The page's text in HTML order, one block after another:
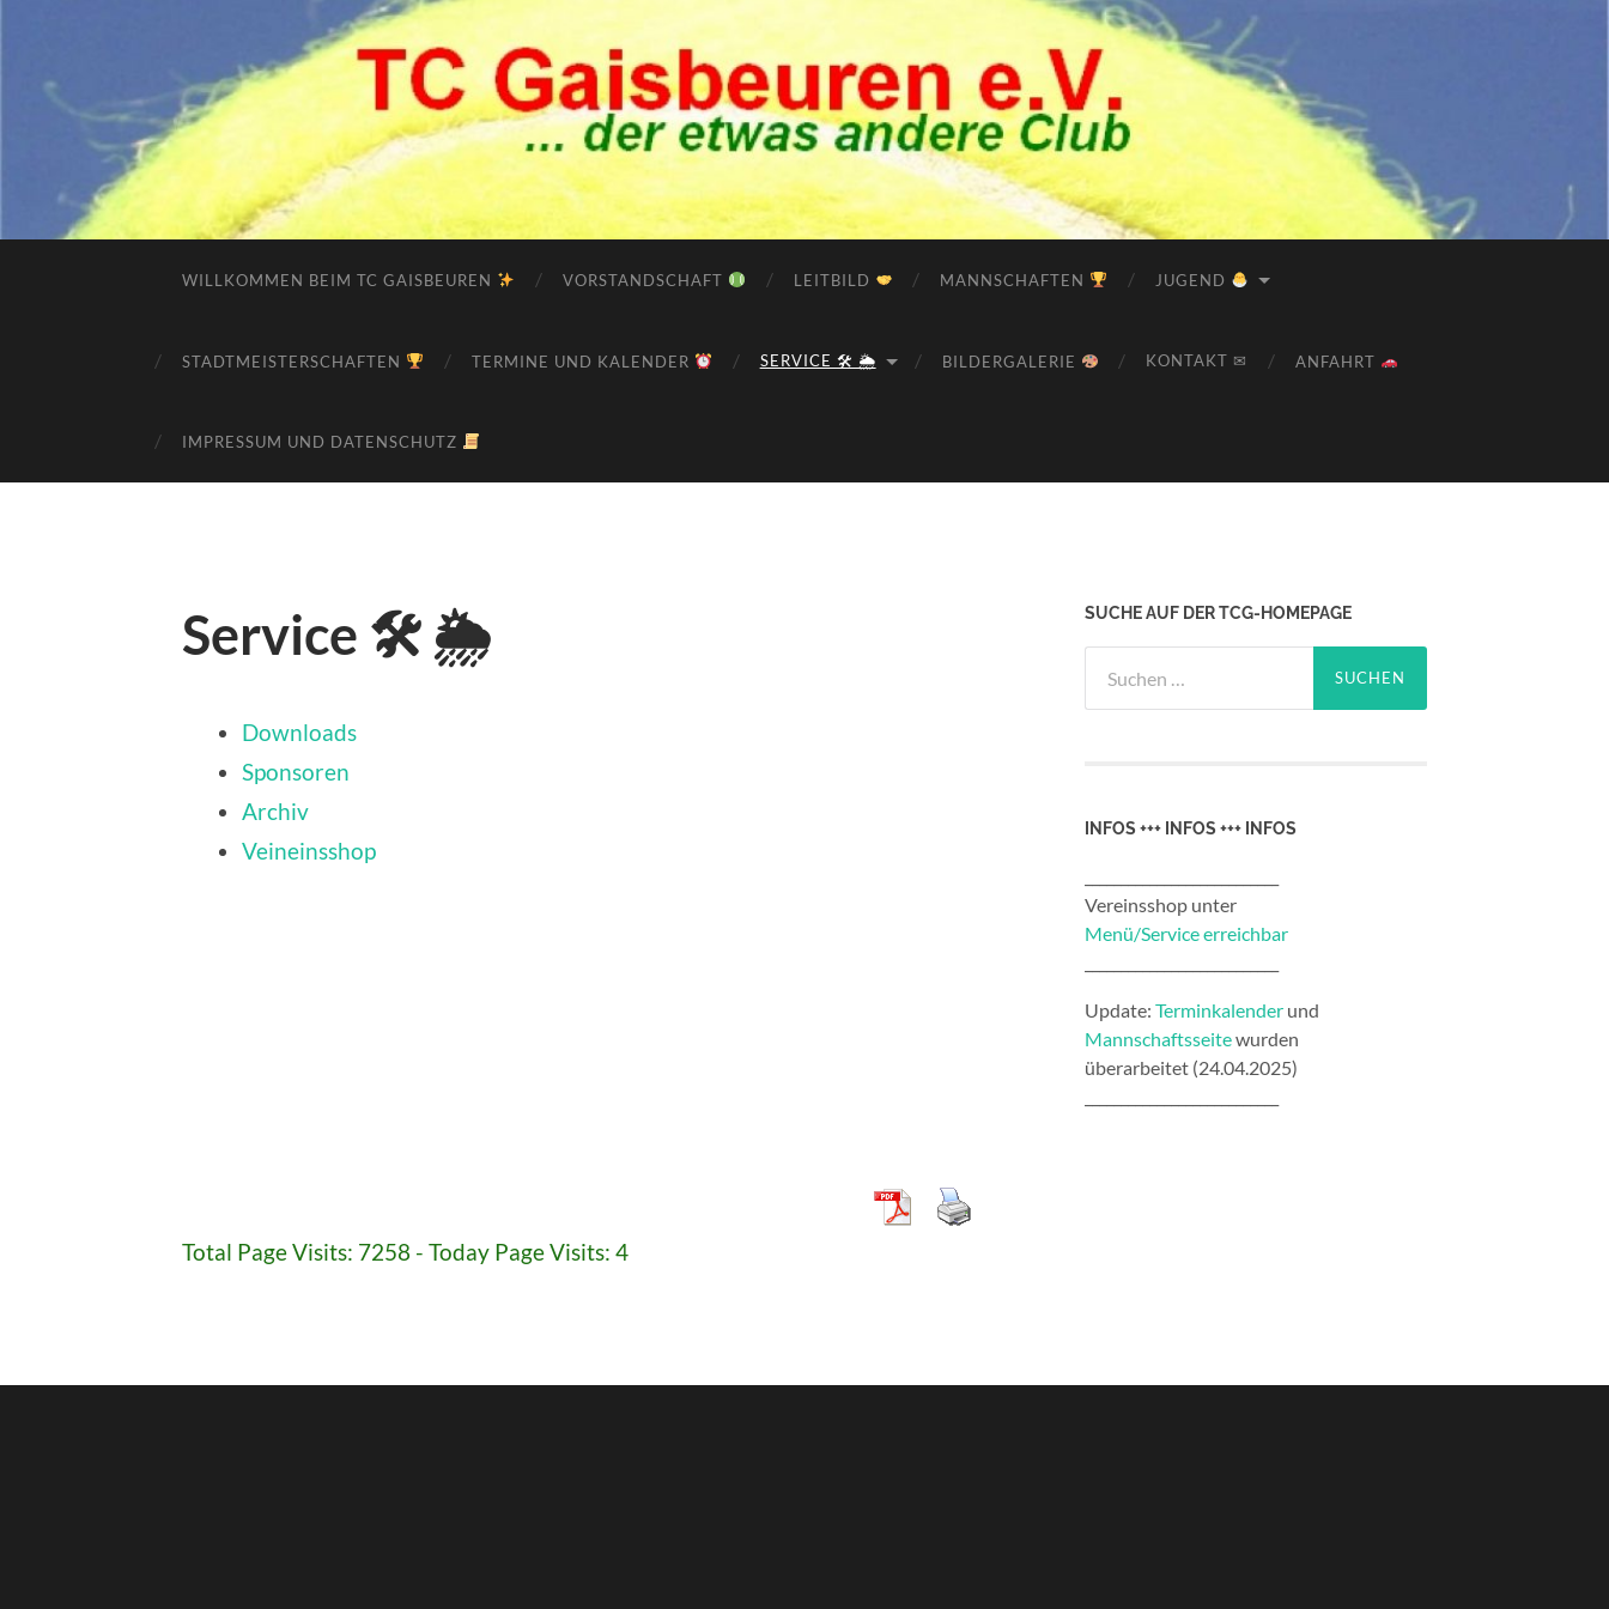
WILLKOMMEN BEIM TC GAISBEUREN VORSTANDSCHAFT LEITBILD MANNSCHAFTEN JUGEND
STADTMEISTERSCHAFTEN TERMINE UND KALENDER SERVICE 🛠 🌦 BILDERGALERIE KONTAKT ✉ ANFAHRT
IMPRESSUM UND DATENSCHUTZ
Service 🛠 🌦
Downloads
Sponsoren
Archiv
Veineinsshop
Total Page Visits: 7258 - Today Page Visits: 4
SUCHE AUF DER TCG-HOMEPAGE
nach:
INFOS +++ INFOS +++ INFOS
Vereinsshop unter
Menü/Service erreichbar
Update: Terminkalender und
Mannschaftsseitewurden
überarbeitet (24.04.2025)